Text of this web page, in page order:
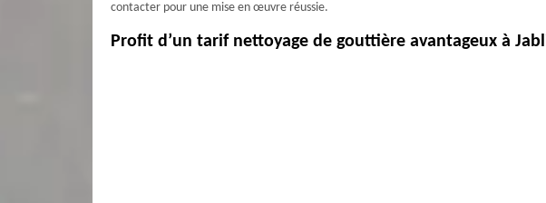
contacter pour une mise en œuvre réussie.
Profit d’un tarif nettoyage de gouttière avantageux à